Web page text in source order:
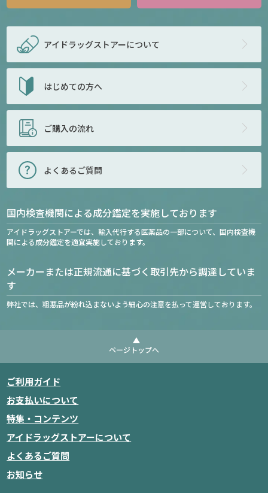
アイドラッグストアーについて
はじめての方へ
ご購入の流れ
よくあるご質問
国内検査機関による成分鑑定を実施しております
アイドラッグストアーでは、輸入代行する医薬品の一部について、国内検査機
関による成分鑑定を適宜実施しております。
メーカーまたは正規流通に基づく取引先から調達していま
す
弊社では、粗悪品が紛れ込まないよう細心の注意を払って運営しております。
ページトップへ
ご利用ガイド
お支払いについて
特集・コンテンツ
アイドラッグストアーについて
よくあるご質問
お知らせ